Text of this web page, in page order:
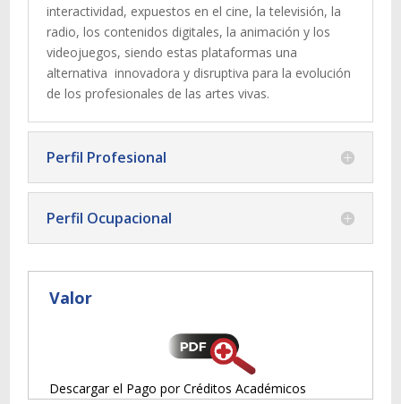
interactividad, expuestos en el cine, la televisión, la
radio, los contenidos digitales, la animación y los
videojuegos, siendo estas plataformas una
alternativa innovadora y disruptiva para la evolución
de los profesionales de las artes vivas.
Perfil Profesional
Perfil Ocupacional
Valor
Descargar el Pago por Créditos Académicos